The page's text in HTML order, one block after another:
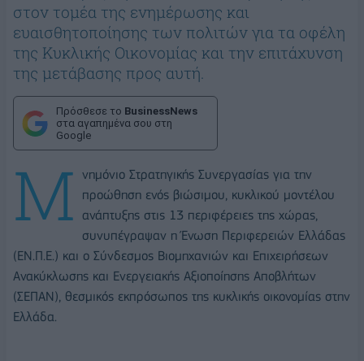
στον τομέα της ενημέρωσης και
ευαισθητοποίησης των πολιτών για τα οφέλη
της Κυκλικής Οικονομίας και την επιτάχυνση
της μετάβασης προς αυτή.
Πρόσθεσε το BusinessNews
στα αγαπημένα σου στη
Google
Μ νημόνιο Στρατηγικής Συνεργασίας για την
προώθηση ενός βιώσιμου, κυκλικού μοντέλου
ανάπτυξης στις 13 περιφέρειες της χώρας,
συνυπέγραψαν η Ένωση Περιφερειών Ελλάδας
(ΕΝ.Π.Ε.) και ο Σύνδεσμος Βιομηχανιών και Επιχειρήσεων
Ανακύκλωσης και Ενεργειακής Αξιοποίησης Αποβλήτων
(ΣΕΠΑΝ), θεσμικός εκπρόσωπος της κυκλικής οικονομίας στην
Ελλάδα.